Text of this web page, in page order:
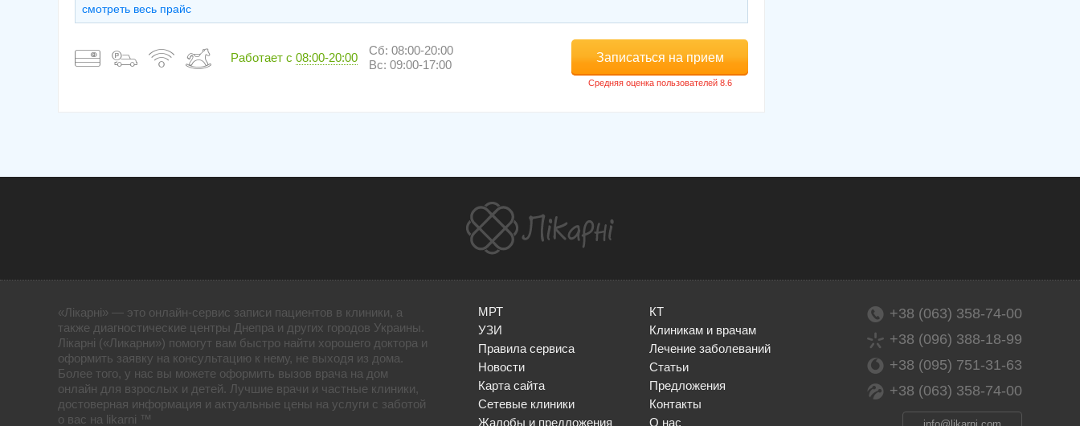
смотреть весь прайс
Работает с 08:00-20:00
Сб: 08:00-20:00
Вс: 09:00-17:00
Записаться на прием
«Лікарні» — это онлайн-сервис записи пациентов в клиники, а
также диагностические центры Днепра и других городов Украины.
Лікарні («Ликарни») помогут вам быстро найти хорошего доктора и
оформить заявку на консультацию к нему, не выходя из дома.
Более того, у нас вы можете оформить вызов врача на дом
онлайн для взрослых и детей. Лучшие врачи и частные клиники,
достоверная информация и актуальные цены на услуги с заботой
о вас на likarni ™
МРТ
КТ
УЗИ
Клиникам и врачам
Правила сервиса
Лечение заболеваний
Новости
Статьи
Карта сайта
Предложения
Сетевые клиники
Контакты
Жалобы и предложения
О нас
+38 (063) 358-74-00
+38 (096) 388-18-99
+38 (095) 751-31-63
+38 (063) 358-74-00